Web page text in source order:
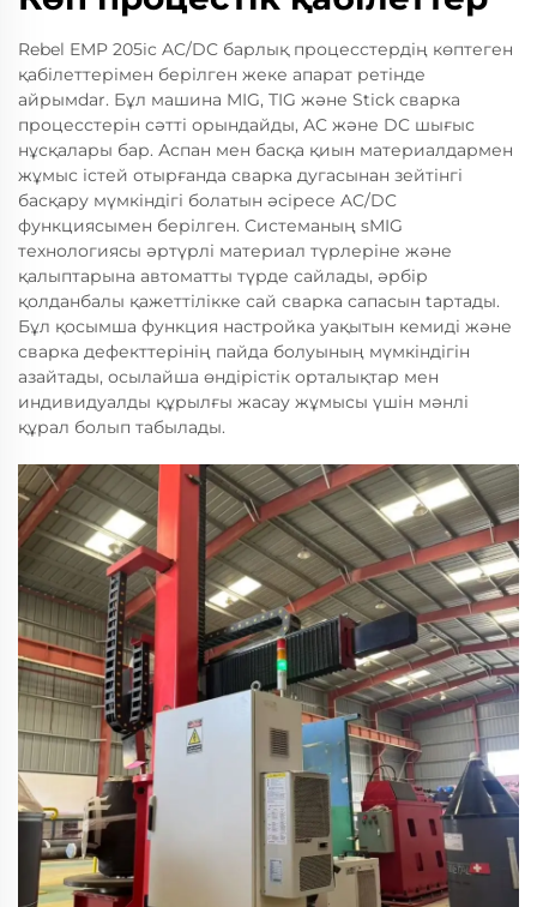
Rebel EMP 205ic AC/DC барлық процесстердің көптеген
қабілеттерімен берілген жеке апарат ретінде
айрымdar. Бұл машина MIG, TIG және Stick сварка
процесстерін сәтті орындайды, AC және DC шығыс
нұсқалары бар. Аспан мен басқа қиын материалдармен
жұмыс істей отырғанда сварка дугасынан зейтінгі
басқару мүмкіндігі болатын әсіресе AC/DC
функциясымен берілген. Системаның sMIG
технологиясы әртүрлі материал түрлеріне және
қалыптарына автоматты түрде сайлады, әрбір
қолданбалы қажеттілікке сай сварка сапасын taртады.
Бұл қосымша функция настройка уақытын кемиді және
сварка дефекттерінің пайда болуының мүмкіндігін
азайтады, осылайша өндірістік орталықтар мен
индивидуалды құрылғы жасау жұмысы үшін мәнлі
құрал болып табылады.